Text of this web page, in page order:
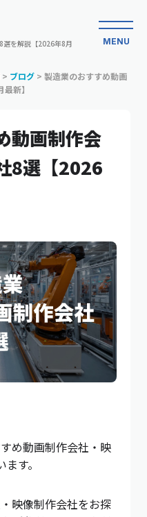
選を解説【2026年8月
MENU
> ブログ > 製造業のおすすめ動画
新】
動画制作会
8選【2026
め動画制作会社・映
す。
映像制作会社をお探